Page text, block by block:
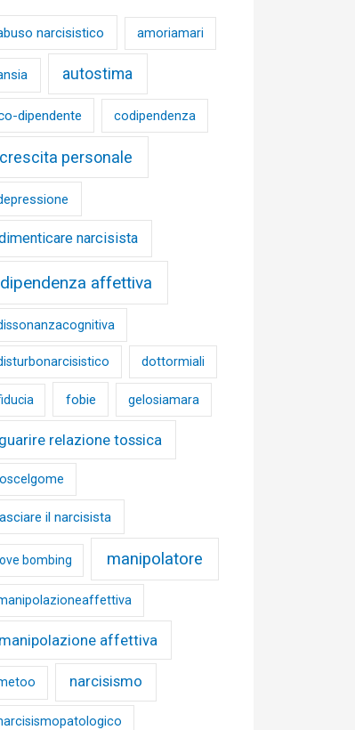
narcisistico amoriamari
autostima
dipendente codipendenza
crescita personale
narcisista
dipendenza affettiva
dottormiali
fobie gelosiamara
guarire relazione tossica
il narcisista
love bombing manipolatore
manipolazione affettiva
narcisismo